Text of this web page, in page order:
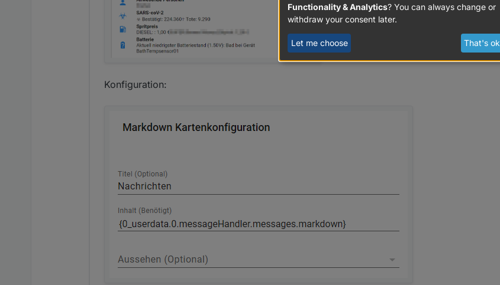
Konfiguration:
Functionality & Analytics? You can always change or
withdraw your consent later.
Let me choose That's ok